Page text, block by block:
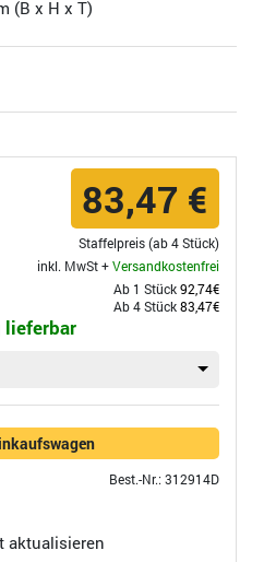
(B x H x T)
83,47 €
Staffelpreis (ab 4 Stück)
inkl. MwSt +Versandkostenfrei
Ab 1 Stück92,74€
Ab 4 Stück83,47€
lieferbar
Best.-Nr.: 312914D
aktualisieren